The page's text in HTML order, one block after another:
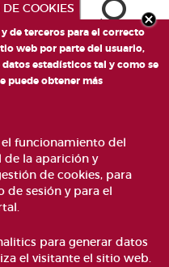
4 VALÈNCIA 46003
COOKIES
de terceros para el correcto
web por parte del usuario,
estadísticos tal y como se
puede obtener más
funcionamiento del
la aparición y
de cookies, para
sesión y para el
para generar datos
el visitante el sitio web.